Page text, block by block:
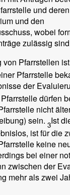
und
und den
wobei
zulässig
Pfarrstellen
Pfarrstelle
der
dürfen
nicht
sein. 3Ist
ist für die
keine
bei einer
zwischen der
mehr als zwei